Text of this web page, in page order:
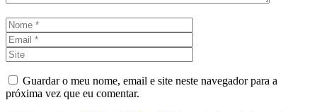
Nome
Guardar o meu nome, email e site neste navegador para a
próxima vez que eu comentar.